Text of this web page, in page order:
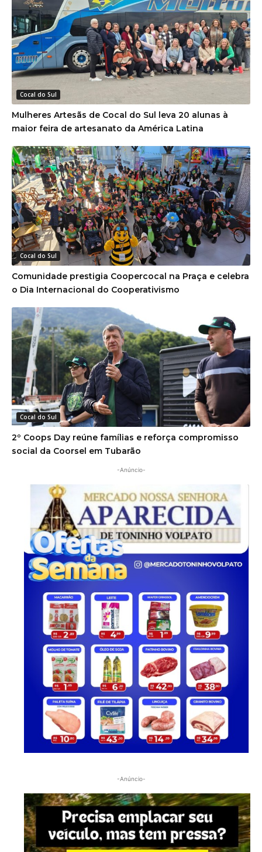
Cocal do Sul
Mulheres Artesãs de Cocal do Sul leva 20 alunas à
maior feira de artesanato da América Latina
Cocal do Sul
Comunidade prestigia Coopercocal na Praça e celebra
o Dia Internacional do Cooperativismo
Cocal do Sul
2º Coops Day reúne famílias e reforça compromisso
social da Coorsel em Tubarão
-Anúncio-